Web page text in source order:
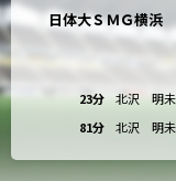
日体大ＳＭＧ横浜
23分
北沢 明未
81分
北沢 明未